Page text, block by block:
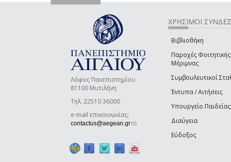
Λόφος Πανεπιστημίου
81100 Μυτιλήνη
Τηλ. 22510 36000
e-mail επικοινωνίας:
contactus@aegean.gr(link sends e-mail)
ΧΡΗΣΙΜΟΙ
Βιβλιοθήκη
Παροχές Φοιτητικής
Μέριμνας
Συμβουλευτικοί
Έντυπα / Αιτήσεις
Υπουργείο Παιδείας
Διαύγεια
Εύδοξος